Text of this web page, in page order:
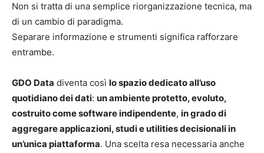
Non si tratta di una semplice riorganizzazione tecnica, ma
di un cambio di paradigma.
Separare informazione e strumenti significa rafforzare
entrambe.
GDO Data diventa così lo spazio dedicato all’uso
quotidiano dei dati: un ambiente protetto, evoluto,
costruito come software indipendente, in grado di
aggregare applicazioni, studi e utilities decisionali in
un’unica piattaforma. Una scelta resa necessaria anche